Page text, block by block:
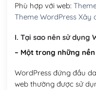
Hosting 3GB SSD
Hosting 5GB SSD
Hosting 8GB SSD
Phù hợp với web:
Theme WordPress Xây
I. Tại sao nên sử dụng
– Một trong những
WordPress đứng đầu
web thường được sử